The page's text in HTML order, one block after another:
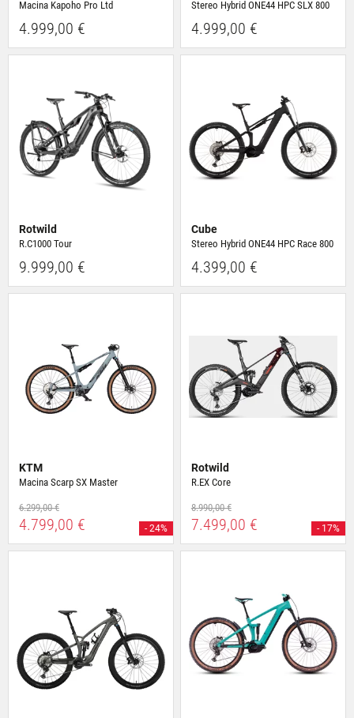
Macina Kapoho Pro Ltd
4.999,00 €
Stereo Hybrid ONE44 HPC SLX 800
4.999,00 €
Rotwild
R.C1000 Tour
9.999,00 €
Cube
Stereo Hybrid ONE44 HPC Race 800
4.399,00 €
KTM
Macina Scarp SX Master
6.299,00 €
4.799,00 € - 24%
Rotwild
R.EX Core
8.990,00 €
7.499,00 € - 17%